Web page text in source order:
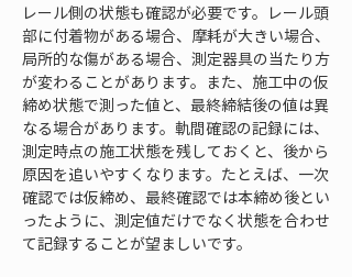
レール側の状態も確認が必要です。レール頭
部に付着物がある場合、摩耗が大きい場合、
局所的な傷がある場合、測定器具の当たり方
が変わることがあります。また、施工中の仮
締め状態で測った値と、最終締結後の値は異
なる場合があります。軌間確認の記録には、
測定時点の施工状態を残しておくと、後から
原因を追いやすくなります。たとえば、一次
確認では仮締め、最終確認では本締め後とい
ったように、測定値だけでなく状態を合わせ
て記録することが望ましいです。